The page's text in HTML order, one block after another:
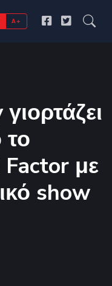
A+
Factor με
show